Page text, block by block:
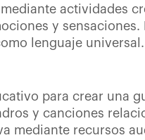
actividades
y sensaciones.
lenguaje
para crear una
y canciones
mediante recursos